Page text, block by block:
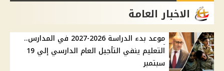
الاخبار العامة
موعد بدء الدراسة 2026-2027 في المدارس..
التعليم ينفي التأجيل العام الدارسي إلي 19
سبتمبر